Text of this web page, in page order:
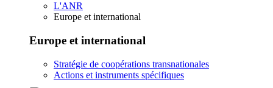
L'ANR
Europe et international
Europe et international
Stratégie de coopérations transnationales
Actions et instruments spécifiques